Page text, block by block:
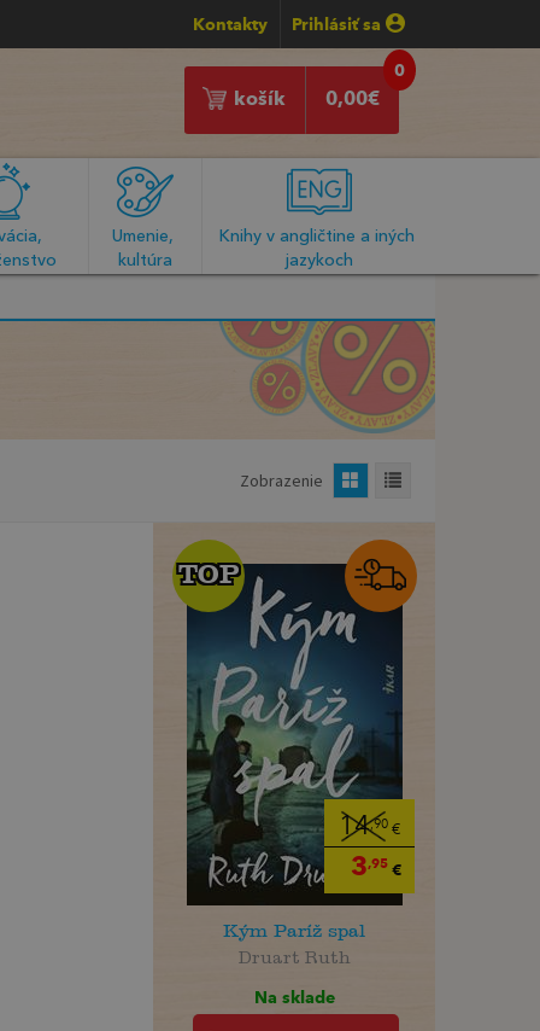
Kontakty Prihlásiť sa
0
0,00€
košík
Umenie,
kultúra
Knihy v angličtine a iných
jazykoch
Zobrazenie
14,90 €
3,95 €
TOP
TOP
Kým Paríž spal
Druart Ruth
Na sklade